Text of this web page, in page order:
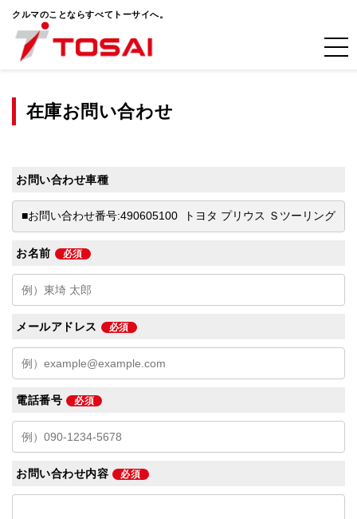
クルマのことならすべてトーサイへ。
在庫お問い合わせ
お問い合わせ車種
お名前 必須
メールアドレス 必須
電話番号 必須
お問い合わせ内容 必須